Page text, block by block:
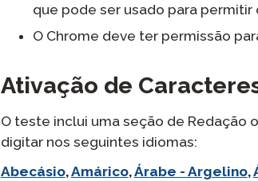
que pode ser usado para
O Chrome deve ter permissão
Ativação de
O teste inclui uma seção de Redação
digitar nos seguintes idiomas:
langlist:
Abecásio,Amárico,Árabe - Argelino,